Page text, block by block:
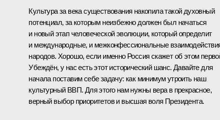
Культура за века существования накопила такой духовный
потенциал, за которым неизбежно должен был начаться
и новый этап человеческой эволюции, который определит
и международные, и межконфессиональные
народов. Хорошо, если именно Россия скажет об этом
Убеждён, у нас есть этот исторический шанс. Давайте для
начала поставим себе задачу: как минимум утроить наш
культурный ВВП. Для этого нам нужны вера в прекрасное,
верный выбор приоритетов и высшая воля Президента.